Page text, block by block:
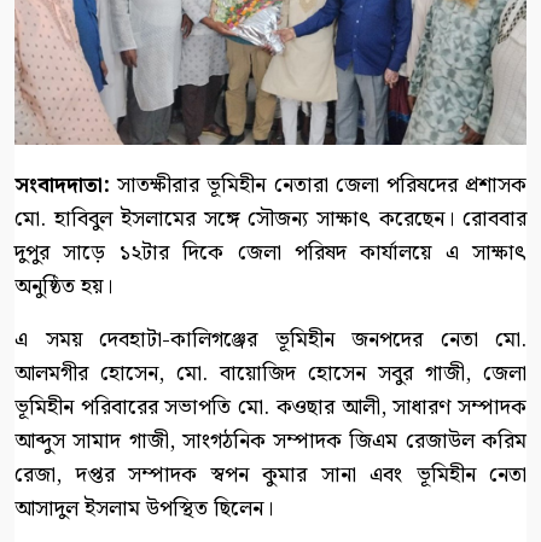
সংবাদদাতা: সাতক্ষীরার ভূমিহীন নেতারা জেলা পরিষদের প্রশাসক
মো. হাবিবুল ইসলামের সঙ্গে সৌজন্য সাক্ষাৎ করেছেন। রোববার
দুপুর সাড়ে ১২টার দিকে জেলা পরিষদ কার্যালয়ে এ সাক্ষাৎ
অনুষ্ঠিত হয়।
এ সময় দেবহাটা-কালিগঞ্জের ভূমিহীন জনপদের নেতা মো.
আলমগীর হোসেন, মো. বায়োজিদ হোসেন সবুর গাজী, জেলা
ভূমিহীন পরিবারের সভাপতি মো. কওছার আলী, সাধারণ সম্পাদক
আব্দুস সামাদ গাজী, সাংগঠনিক সম্পাদক জিএম রেজাউল করিম
রেজা, দপ্তর সম্পাদক স্বপন কুমার সানা এবং ভূমিহীন নেতা
আসাদুল ইসলাম উপস্থিত ছিলেন।